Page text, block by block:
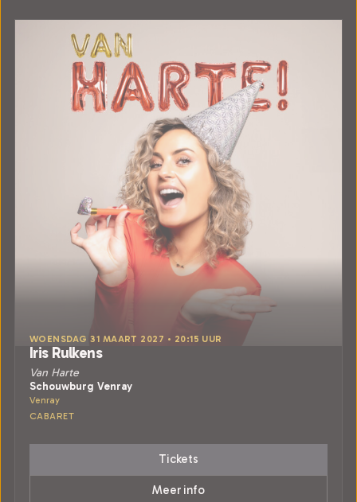
WOENSDAG 31 MAART 2027 • 20:15 UUR
Iris Rulkens
Van Harte
Schouwburg Venray
Venray
CABARET
Tickets
Meer info